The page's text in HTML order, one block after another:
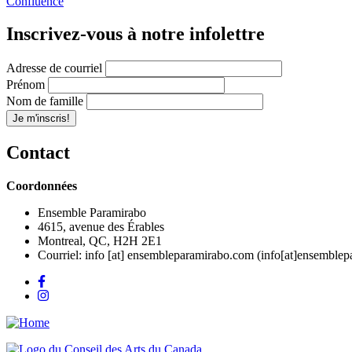
Inscrivez-vous à notre infolettre
Adresse de courriel
Prénom
Nom de famille
Contact
Coordonnées
Ensemble Paramirabo
4615, avenue des Érables
Montreal, QC, H2H 2E1
Courriel: info [at] ensembleparamirabo.com